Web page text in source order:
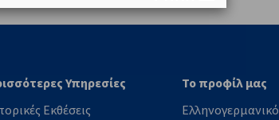
Υπηρεσίες
Εκθέσεις
Το προφίλ μας